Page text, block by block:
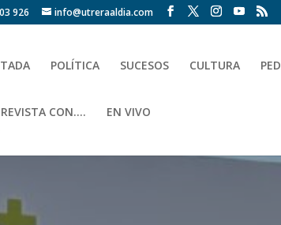
926 info@utreraaldia.com
POLÍTICA SUCESOS CULTURA
CON…. EN VIVO